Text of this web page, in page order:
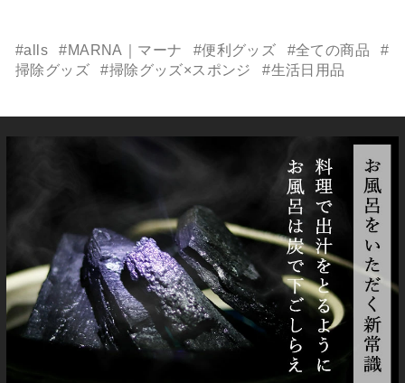
#alls #MARNA｜マーナ #便利グッズ #全ての商品
#
掃除グッズ
#掃除グッズ×スポンジ #生活日用品